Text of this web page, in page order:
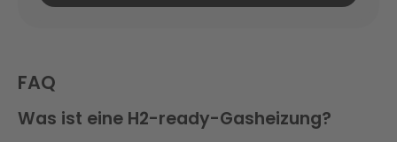
FAQ
Was ist eine H2-ready-Gasheizung?